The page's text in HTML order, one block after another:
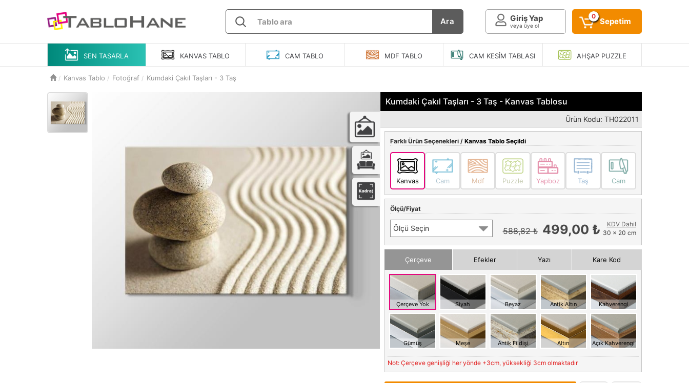
Ara Giriş Yap
veya üye ol
0
Sepetim
SEN TASARLA KANVAS TABLO CAM TABLO MDF TABLO CAM KESIM TABLASI AHŞAPPUZZLE
Kanvas Tablo Fotoğraf Kumdaki Çakıl Taşları - 3 Taş
Kumdaki Çakıl Taşları - 3 Taş - Kanvas Tablosu
Ürün Kodu: TH022011
Farklı Ürün Seçenekleri / Kanvas Tablo Seçildi
Kanvas Cam Mdf Puzzle Yapboz Taş Cam
Ölçü/Fiyat
Ölçü Seçin 588,82 ₺ 499,00 ₺
KDV Dahil
30 x 20 cm
Çerçeve Efekler Yazı Kare Kod
Çerçeve Yok Siyah Beyaz Antik Altın Kahverengi
Gümüş Meşe Antik Fildişi Altın Açık Kahverengi
Not: Çerçeve genişliği her yönde +3cm, yüksekliği 3cm olmaktadır